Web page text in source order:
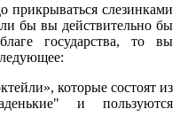
прикрываться слезинками
бы вы действительно бы
государства, то вы
которые состоят из
и пользуются